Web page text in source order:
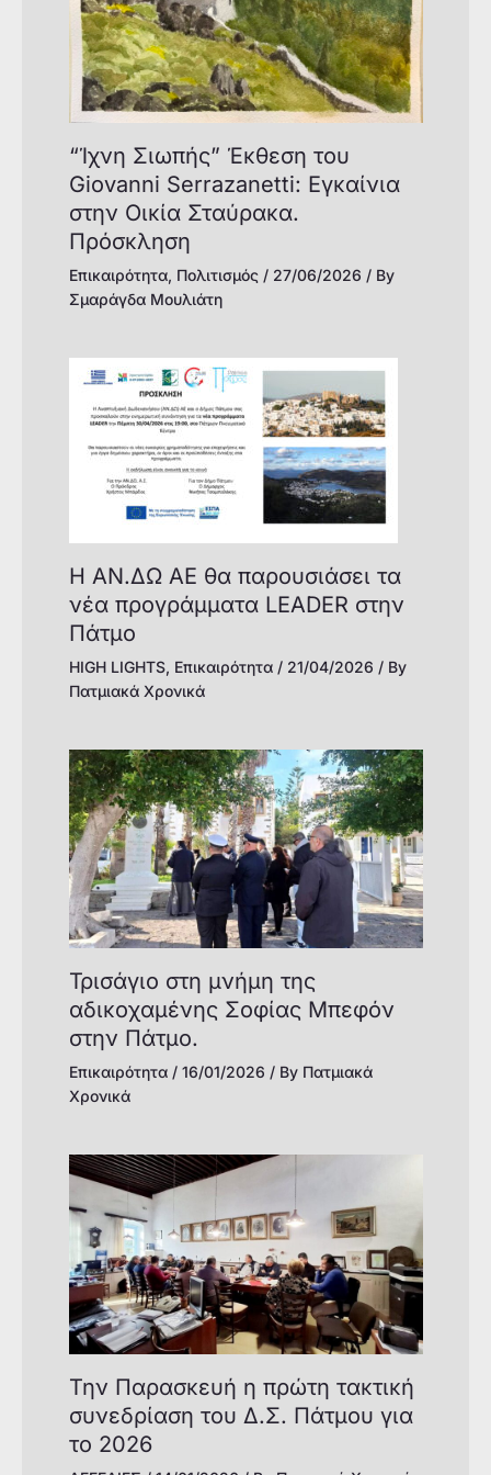
“Ίχνη Σιωπής” Έκθεση του
Giovanni Serrazanetti: Εγκαίνια
στην Οικία Σταύρακα.
Πρόσκληση
Επικαιρότητα, Πολιτισμός/ 27/06/2026 / By
Σμαράγδα Μουλιάτη
Η ΑΝ.ΔΩ ΑΕ θα παρουσιάσει τα
νέα προγράμματα LEADER στην
Πάτμο
HIGH LIGHTS, Επικαιρότητα/ 21/04/2026 / By
Πατμιακά Χρονικά
Τρισάγιο στη μνήμη της
αδικοχαμένης Σοφίας Μπεφόν
στην Πάτμο.
Επικαιρότητα/ 16/01/2026 / By Πατμιακά
Χρονικά
Την Παρασκευή η πρώτη τακτική
συνεδρίαση του Δ.Σ. Πάτμου για
το 2026